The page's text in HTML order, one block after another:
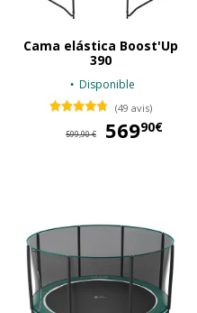
Cama elástica Boost'Up
390
Disponible
(49 avis)
599,90 € 56990€